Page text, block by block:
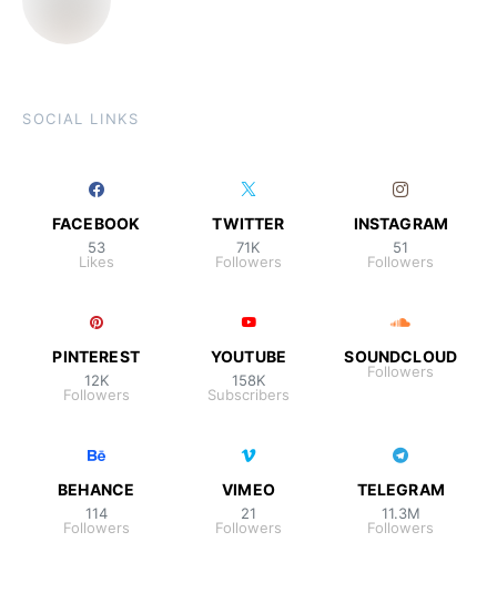
SOCIAL LINKS
FACEBOOK
53
Likes
TWITTER
71K
Followers
INSTAGRAM
51
Followers
PINTEREST
12K
Followers
YOUTUBE
158K
Subscribers
SOUNDCLOUD
Followers
BEHANCE
114
Followers
VIMEO
21
Followers
TELEGRAM
11.3M
Followers